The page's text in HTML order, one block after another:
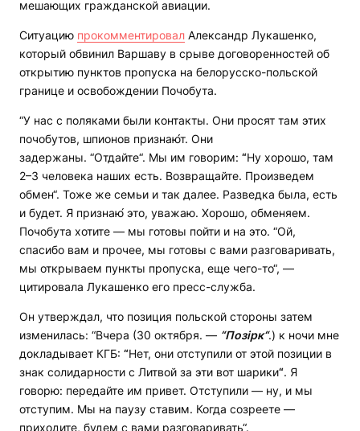
мешающих гражданской авиации.
Ситуацию прокомментировал Александр Лукашенко,
который обвинил Варшаву в срыве договоренностей об
открытию пунктов пропуска на белорусско-польской
границе и освобождении Почобута.
“У нас с поляками были контакты. Они просят там этих
почобутов, шпионов признаю́т. Они
задержаны. “Отдайте“. Мы им говорим: “Ну хорошо, там
2–3 человека наших есть. Возвращайте. Произведем
обмен“. Тоже же семьи и так далее. Разведка была, есть
и будет. Я признаю́ это, уважаю. Хорошо, обменяем.
Почобута хотите — мы готовы пойти и на это. “Ой,
спасибо вам и прочее, мы готовы с вами разговаривать,
мы открываем пункты пропуска, еще чего-то“, —
цитировала Лукашенко его пресс-служба.
Он утверждал, что позиция польской стороны затем
изменилась: “Вчера (30 октября. — “Позірк“.) к ночи мне
докладывает КГБ: “Нет, они отступили от этой позиции в
знак солидарности с Литвой за эти вот шарики“. Я
говорю: передайте им привет. Отступили — ну, и мы
отступим. Мы на паузу ставим. Когда созреете —
приходите, будем с вами разговаривать“.